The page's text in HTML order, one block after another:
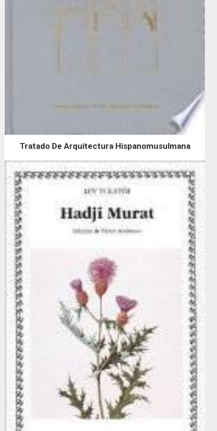
Tratado De Arquitectura Hispanomusulmana